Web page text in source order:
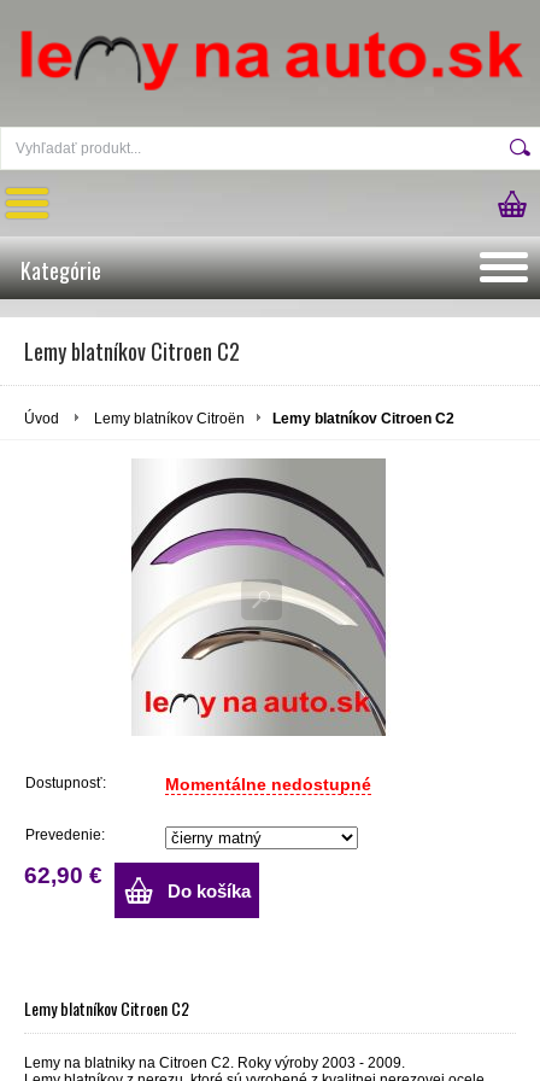
Kategórie
Lemy blatníkov Citroen C2
Úvod Lemy blatníkov Citroën Lemy blatníkov Citroen C2
Dostupnosť: Momentálne nedostupné
Prevedenie:
62,90 €
Do košíka
Lemy blatníkov Citroen C2
Lemy na blatniky na Citroen C2. Roky výroby 2003 - 2009.